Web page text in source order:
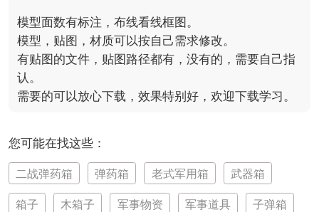
模型面数有标注，布线看线框图。
模型，贴图，材质可以按自己需求修改。
有贴图的文件，贴图路径都有，没有的，需要自己指
认。
需要的可以放心下载，效果特别好，欢迎下载学习。
您可能在找这些：
二战弹药箱 弹药箱 老式军用箱
武器箱
箱子
木箱子 军事物资 军事道具
子弹箱